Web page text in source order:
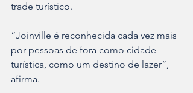
trade turístico.
“Joinville é reconhecida cada vez mais
por pessoas de fora como cidade
turística, como um destino de lazer”,
afirma.